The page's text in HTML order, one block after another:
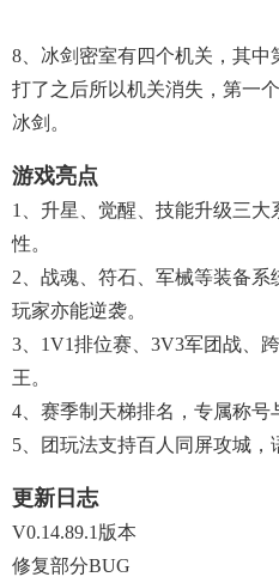
8、冰剑密室有四个机关，其中
打了之后所以机关消失，第一
冰剑。
游戏亮点
1、升星、觉醒、技能升级三
性。
2、战魂、符石、军械等装备
玩家亦能逆袭。
3、1V1排位赛、3V3军团战、
王。
4、赛季制天梯排名，专属称号
5、团玩法支持百人同屏攻城，
更新日志
V0.14.89.1版本
修复部分BUG